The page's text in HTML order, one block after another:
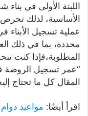
اللبنة الأولى في
الأساسية، لذلك تحرص
عملية تسجيل الأبناء
محددة، بما في ذلك
المطلوبة،فإذا كنت
المقال كل ما تحتاج
اقرأ أيضًا: مواعيد